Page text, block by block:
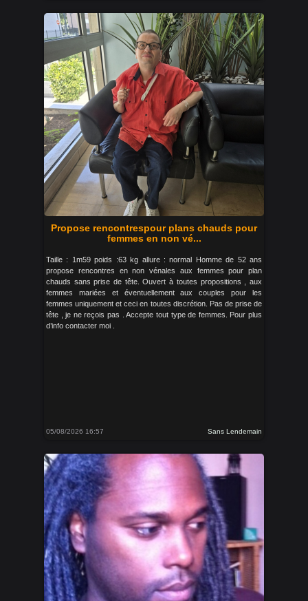
Propose rencontrespour plans chauds pour
femmes en non vé...
Taille : 1m59 poids :63 kg allure : normal Homme de 52 ans
propose rencontres en non vénales aux femmes pour plan
chauds sans prise de tête. Ouvert à toutes propositions , aux
femmes mariées et éventuellement aux couples pour les
femmes uniquement et ceci en toutes discrétion. Pas de prise de
tête , je ne reçois pas . Accepte tout type de femmes. Pour plus
d’info contacter moi .
05/08/2026 16:57 Sans Lendemain